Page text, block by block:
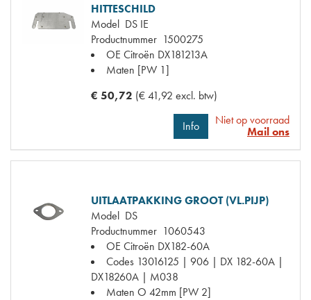
HITTESCHILD
Model DS IE
Productnummer 1500275
OE Citroën DX181213A
Maten [PW 1]
€ 50,72 (€ 41,92 excl. btw)
Info
Niet op voorraad
Mail ons
UITLAATPAKKING GROOT (VL.PIJP)
Model DS
Productnummer 1060543
OE Citroën DX182-60A
Codes 13016125 | 906 | DX 182-60A |
DX18260A | M038
Maten O 42mm [PW 2]